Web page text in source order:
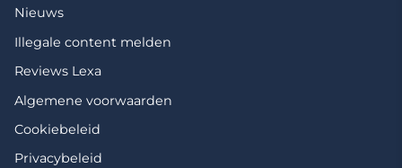
Nieuws
Illegale content melden
Reviews Lexa
Algemene voorwaarden
Cookiebeleid
Privacybeleid